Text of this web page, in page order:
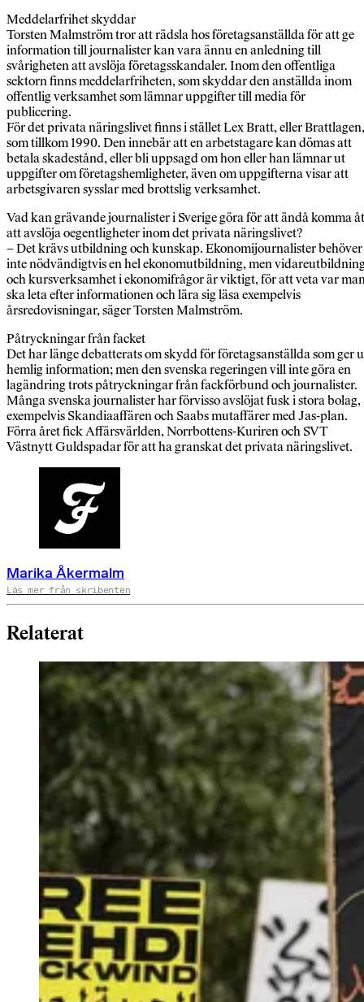
Meddelarfrihet skyddar
Torsten Malmström tror att rädsla hos företagsanställda för att ge
information till journalister kan vara ännu en anledning till
svårigheten att avslöja företagsskandaler. Inom den offentliga
sektorn finns meddelarfriheten, som skyddar den anställda inom
offentlig verksamhet som lämnar uppgifter till media för
publicering.
För det privata näringslivet finns i stället Lex Bratt, eller Brattlagen,
som tillkom 1990. Den innebär att en arbetstagare kan dömas att
betala skadestånd, eller bli uppsagd om hon eller han lämnar ut
uppgifter om företagshemligheter, även om uppgifterna visar att
arbetsgivaren sysslar med brottslig verksamhet.
Vad kan grävande journalister i Sverige göra för att ändå komma åt
att avslöja oegentligheter inom det privata näringslivet?
– Det krävs utbildning och kunskap. Ekonomijournalister behöver
inte nödvändigtvis en hel ekonomutbildning, men
och kursverksamhet i ekonomifrågor är viktigt, för att veta var
ska leta efter informationen och lära sig läsa exempelvis
årsredovisningar, säger Torsten Malmström.
Påtryckningar från facket
Det har länge debatterats om skydd för företagsanställda som ger
hemlig information; men den svenska regeringen vill inte göra en
lagändring trots påtryckningar från fackförbund och journalister.
Många svenska journalister har förvisso avslöjat fusk i stora bolag,
exempelvis Skandiaaffären och Saabs mutaffärer med Jas-plan.
Förra året fick Affärsvärlden, Norrbottens-Kuriren och SVT
Västnytt Guldspadar för att ha granskat det privata näringslivet.
Marika Åkermalm
Läs mer från skribenten
Relaterat